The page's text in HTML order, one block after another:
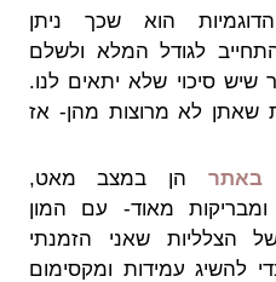
הוא שכך ניתן
לגודל המלא ולשלם
סיכוי שלא יתאים לנו.
שאתן לא מרוצות מהן- אז
הן במצב מאט,
מאוד- עם המון
הצלליות שאני הזמנתי
להשיג עמידות ומקסימום